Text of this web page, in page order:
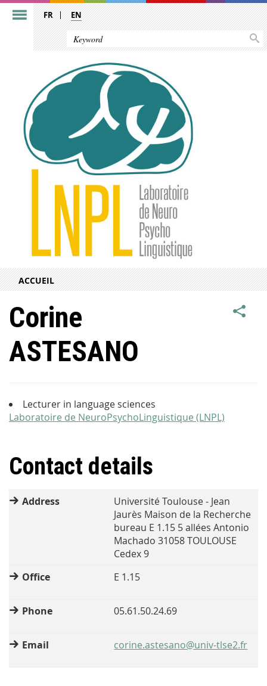
FR EN
ACCUEIL
Corine
ASTESANO
Lecturer in language sciences
Laboratoire de NeuroPsychoLinguistique (LNPL)
Contact details
Address
Université Toulouse - Jean
Jaurès Maison de la Recherche
bureau E 1.15 5 allées Antonio
Machado 31058 TOULOUSE
Cedex 9
Office
E 1.15
Phone 05.61.50.24.69
Email corine.astesano@univ-tlse2.fr